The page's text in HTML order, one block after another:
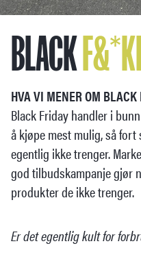
BLACK
HVA VI MENER OM
Black Friday handler i
å kjøpe mest mulig, så
egentlig ikke trenger.
god tilbudskampanje gjør
produkter de ikke trenger.
Er det egentlig kult for